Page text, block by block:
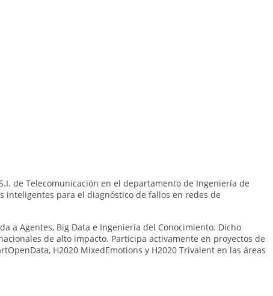
de Telecomunicación en el departamento de Ingeniería de
inteligentes para el diagnóstico de fallos en redes de
a Agentes, Big Data e Ingeniería del Conocimiento. Dicho
de alto impacto. Participa activamente en proyectos de
H2020 MixedEmotions y H2020 Trivalent en las áreas